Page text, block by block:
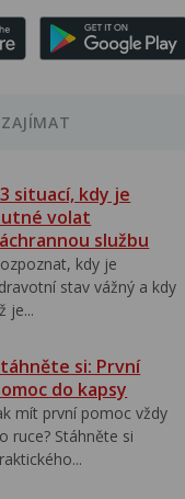
situací, kdy je
volat
službu
kdy je
stav vážný a kdy
je...
si: První
do kapsy
mít první pomoc vždy
ruce? Stáhněte si